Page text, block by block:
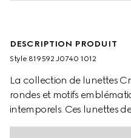
DESCRIPTION PRODUIT
Style ‎819592 J0740 1012
La collection de lunettes
rondes et motifs
intemporels. Ces lunettes
une monture ronde et des